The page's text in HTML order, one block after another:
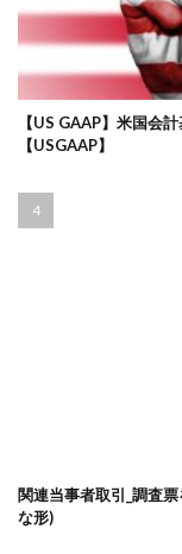
【US GAAP】米国会
【USGAAP】
関連当事者取引_調査
な形)